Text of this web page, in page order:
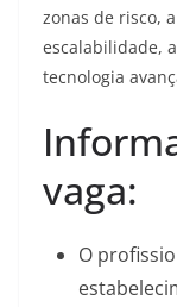
zonas de risco,
escalabilidade,
tecnologia
vaga:
O